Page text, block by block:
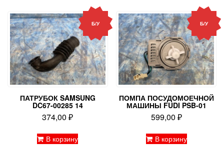
Б/У
ПАТРУБОК SAMSUNG
DC67-00285 14
374,00₽
В корзину
Б/У
ПОМПА ПОСУДОМОЕЧНОЙ
МАШИНЫ FUDI PSB-01
599,00 ₽
В корзину